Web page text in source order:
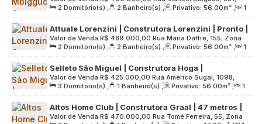
vaga
Zona Sul, 04191-270, Vila Caraguatá, São Paulo, São Paulo,
Brasil
2 Dormitório(s) , 2 Banheiro(s) , Privativo: 56.00m² ,
1
Sala(s) , 1 Suíte(s) , 1 Vaga(s) , Útil: 56.00m² ,
Terreno:
5648.00 m²
Attuale Lorenzini | Construtora Lorenzini | Pronto |
56 metros | 02 dormitórios | suíte | varanda | 01
vaga
R$ 489.000,00
Valor de Venda
Rua Maria Daffre, 155, Zona
Leste, 03150-020, Quinta da Paineira, São Paulo, São Paulo,
Brasil
2 Dormitório(s) , 2 Banheiro(s) , Privativo: 56.00m² ,
1
Sala(s) , 1 Suíte(s) , 1 Vaga(s) , Útil: 56.00m² ,
Terreno:
3313.00m²
Selleto São Miguel | Construtora Hoga |
Construção | 56 metros | 03 dormitórios | varanda
| 01 vaga
R$ 425.000,00
Valor de Venda
Rua Américo Sugai, 1098,
Zona Leste, 08060-380, Vila Jacuí, São Paulo, São Paulo,
Brasil
3 Dormitório(s) , 1 Banheiro(s) , Privativo: 56.00m² ,
1
Sala(s) , 1 Vaga(s) , Útil: 56.00m² , Terreno: 2492.00m²
Altos Home Club | Construtora Graal | 47 metros |
02 dormitórios | varanda | sem vaga
R$ 470.000,00
Valor de Venda
Rua Tomé Ferreira, 55, Zona